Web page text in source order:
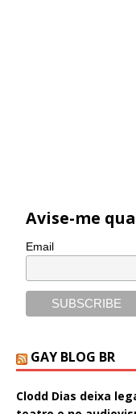
Avise-me
Email
GAY BLOG BR
Clodd Dias deixa